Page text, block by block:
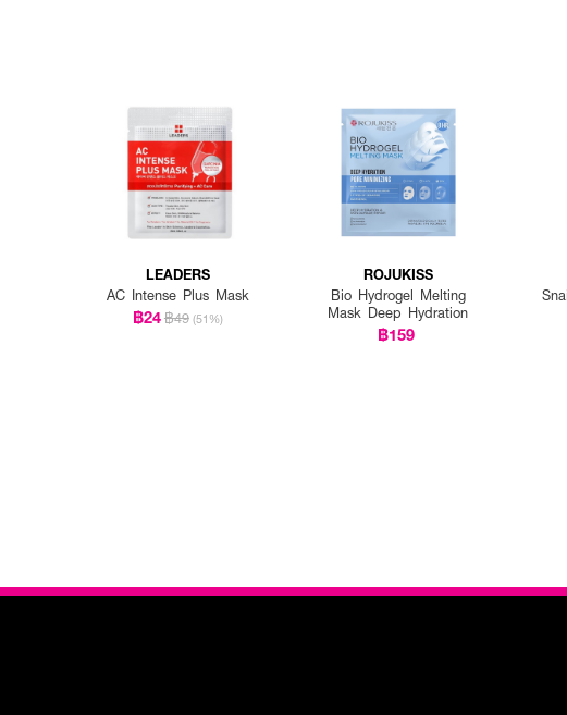
LEADERS
AC Intense Plus Mask
฿24฿49 (51%)
ROJUKISS
Bio Hydrogel Melting
Mask Deep Hydration
฿159